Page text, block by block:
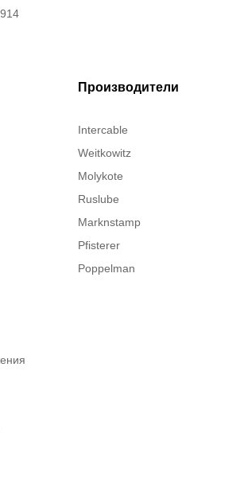
Производители
Intercable
Weitkowitz
Molykote
Ruslube
Marknstamp
Pfisterer
Poppelman